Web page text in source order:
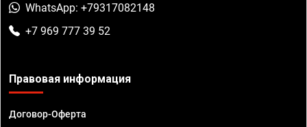
WhatsApp: +79317082148
+7 969 777 39 52
Правовая информация
Договор-Оферта